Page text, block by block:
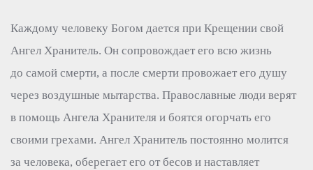
Каждому человеку Богом дается при Крещении свой
Ангел Хранитель. Он сопровождает его всю жизнь
до самой смерти, а после смерти провожает его душу
через воздушные мытарства. Православные люди верят
в помощь Ангела Хранителя и боятся огорчать его
своими грехами. Ангел Хранитель постоянно молится
за человека, оберегает его от бесов и наставляет